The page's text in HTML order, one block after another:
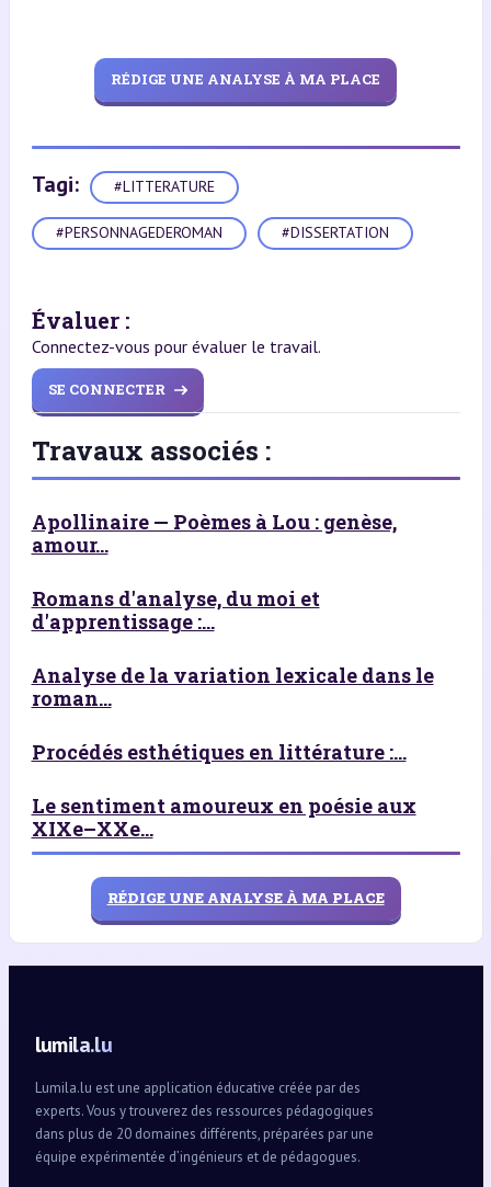
RÉDIGE UNE ANALYSE À MA PLACE
Tagi: #LITTERATURE
#PERSONNAGEDEROMAN #DISSERTATION
Évaluer :
Connectez-vous pour évaluer le travail.
SE CONNECTER
Travaux associés :
Apollinaire — Poèmes à Lou : genèse,
amour...
Romans d'analyse, du moi et
d'apprentissage :...
Analyse de la variation lexicale dans le
roman...
Procédés esthétiques en littérature :...
Le sentiment amoureux en poésie aux
XIXe–XXe...
RÉDIGE UNE ANALYSE À MA PLACE
lumila.lu
Lumila.lu est une application éducative créée par des
experts. Vous y trouverez des ressources pédagogiques
dans plus de 20 domaines différents, préparées par une
équipe expérimentée d’ingénieurs et de pédagogues.